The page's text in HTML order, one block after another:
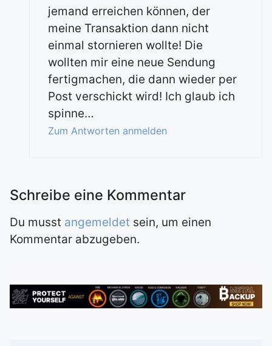
jemand erreichen können, der
meine Transaktion dann nicht
einmal stornieren wollte! Die
wollten mir eine neue Sendung
fertigmachen, die dann wieder per
Post verschickt wird! Ich glaub ich
spinne…
Zum Antworten anmelden
Du musst angemeldet sein, um einen
Kommentar abzugeben.